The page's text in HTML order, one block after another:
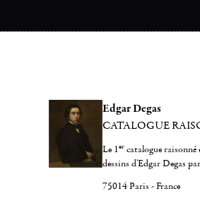
Edgar Degas
CATALOGUE
Le 1er catalogue raisonné
dessins d'Edgar Degas
75014 Paris - France